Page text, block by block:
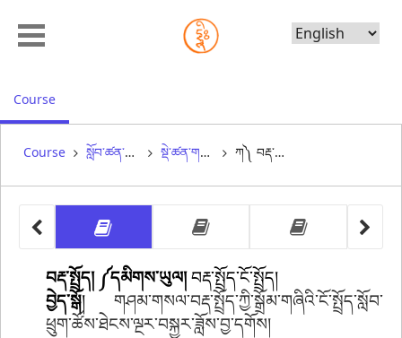
Choose
Course, current location
Course སློབ་ཚན་བརྒྱད་པ། སློབ་གྲྭ་དང་སློབ་སྦྱོང་། ༼༢༽ སྡེ་ཚན་གསུམ་པ། བརྡ་སྤྲོད། ཀ༽ བརྡ་སྤྲོད་ཀྱི་སྒྲོམ་གཞི་ངོ་སྤྲོད།
other
ཀ༽ བརྡ་སྤྲོད་ཀྱི་སྒྲོམ་གཞི་ངོ་སྤྲོད།
other
ཁ༽ མཐུན་སྦྱོར།
བརྡ་སྤྲོད། ༼དམིགས་ཡུལ།བརྡ་སྤྲོད་ངོ་སྤྲོད།
བྱེད་སྒོ། གཤམ་གསལ་བརྡ་སྤྲོད་ཀྱི་སྒྲོམ་གཞིའི་ངོ་སྤྲོད་སློབ་
ཕྲུག་ཚོས་ཐེངས་ལྔར་བསྐྱར་ཟློས་བྱ་དགོས།